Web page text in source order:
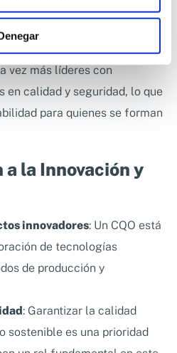
especializados
vez más líderes con
en calidad y seguridad, lo que
para quienes se forman
la Innovación y
innovadores: Un CQO está
de tecnologías
de producción y
: Garantizar la calidad
sostenible es una prioridad